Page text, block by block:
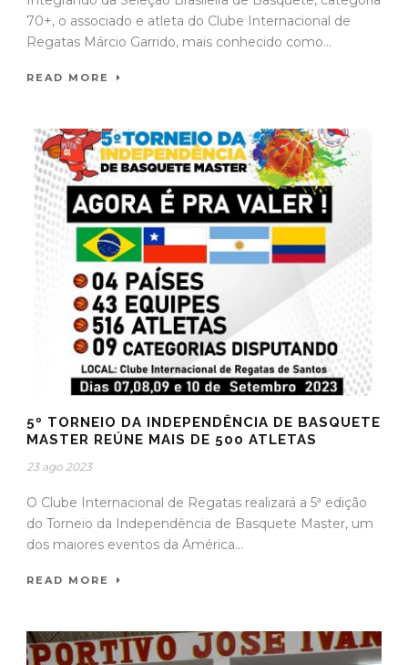
70+, o associado e atleta do Clube Internacional de
Regatas Márcio Garrido, mais conhecido como...
READ MORE
5º TORNEIO DA INDEPENDÊNCIA DE BASQUETE
MASTER REÚNE MAIS DE 500 ATLETAS
23 ago 2023
O Clube Internacional de Regatas realizará a 5ª edição
do Torneio da Independência de Basquete Master, um
dos maiores eventos da América...
READ MORE